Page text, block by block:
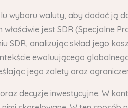
wyboru waluty, aby dodać ją
jest SDR (Specjalne
SDR, analizując skład jego
ewoluującego
jego zalety oraz
decyzje inwestycyjne. W